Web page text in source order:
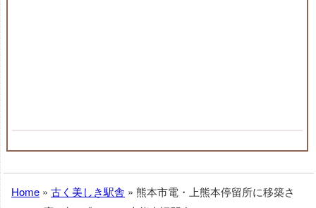
Home » 古く美しき駅舎 » 熊本市電・上熊本停留所に移築さ